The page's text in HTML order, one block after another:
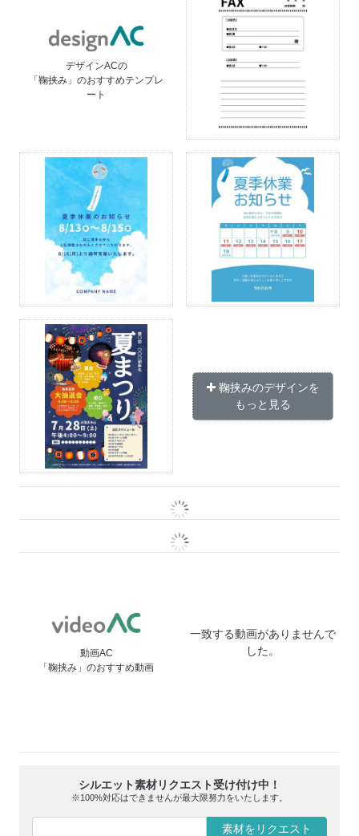
デザインACの
「鞠挟み」のおすすめテンプレ
ート
鞠挟みのデザインを
もっと見る
動画AC
「鞠挟み」のおすすめ動画
一致する動画がありませんで
した。
シルエット素材リクエスト受け付け中！
※100%対応はできませんが最大限努力をいたします。
素材をリクエスト